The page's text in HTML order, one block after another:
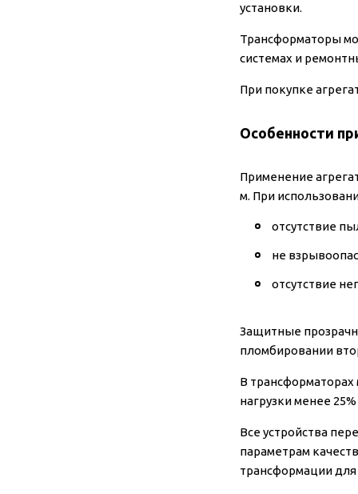
установки.
Трансформаторы
системах и
При покупке
Особенности
Применение
м. При
отсутствие
не
отсутствие
Защитные
пломбировании
В трансформаторах
нагрузки менее
Все устройства
параметрам
трансформации для